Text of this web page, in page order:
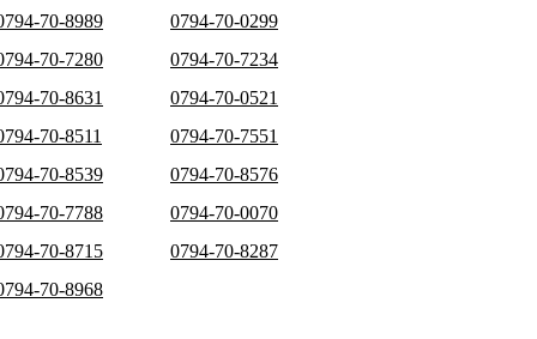
70-8989
0794-70-0299
70-7280
0794-70-7234
70-8631
0794-70-0521
70-8511
0794-70-7551
70-8539
0794-70-8576
70-7788
0794-70-0070
70-8715
0794-70-8287
70-8968